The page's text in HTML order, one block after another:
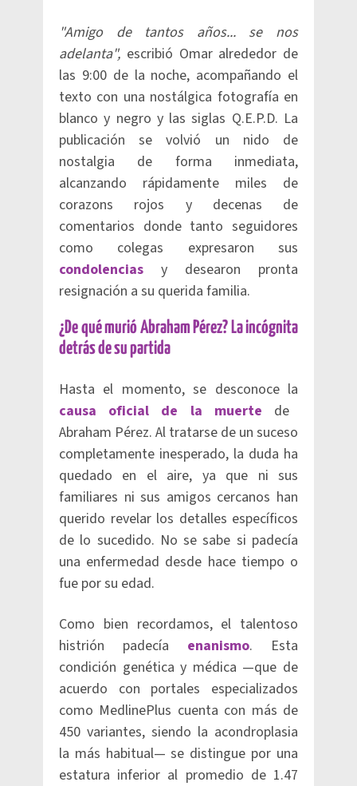
"Amigo de tantos años... se nos
adelanta", escribió Omar alrededor de
las 9:00 de la noche, acompañando el
texto con una nostálgica fotografía en
blanco y negro y las siglas Q.E.P.D. La
publicación se volvió un nido de
nostalgia de forma inmediata,
alcanzando rápidamente miles de
corazons rojos y decenas de
comentarios donde tanto seguidores
como colegas expresaron sus
condolencias y desearon pronta
resignación a su querida familia.
¿De qué murió Abraham Pérez? La incógnita
detrás de su partida
Hasta el momento, se desconoce la
causa oficial de la muerte de
Abraham Pérez. Al tratarse de un suceso
completamente inesperado, la duda ha
quedado en el aire, ya que ni sus
familiares ni sus amigos cercanos han
querido revelar los detalles específicos
de lo sucedido. No se sabe si padecía
una enfermedad desde hace tiempo o
fue por su edad.
Como bien recordamos, el talentoso
histrión padecía enanismo. Esta
condición genética y médica —que de
acuerdo con portales especializados
como MedlinePlus cuenta con más de
450 variantes, siendo la acondroplasia
la más habitual— se distingue por una
estatura inferior al promedio de 1.47